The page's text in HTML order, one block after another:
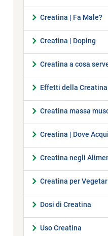
Creatina | Fa Male?
Creatina | Doping
Creatina a cosa
Effetti della Creatina
Creatina massa
Creatina | Dove
Creatina negli
Creatina per
Dosi di Creatina
Uso Creatina